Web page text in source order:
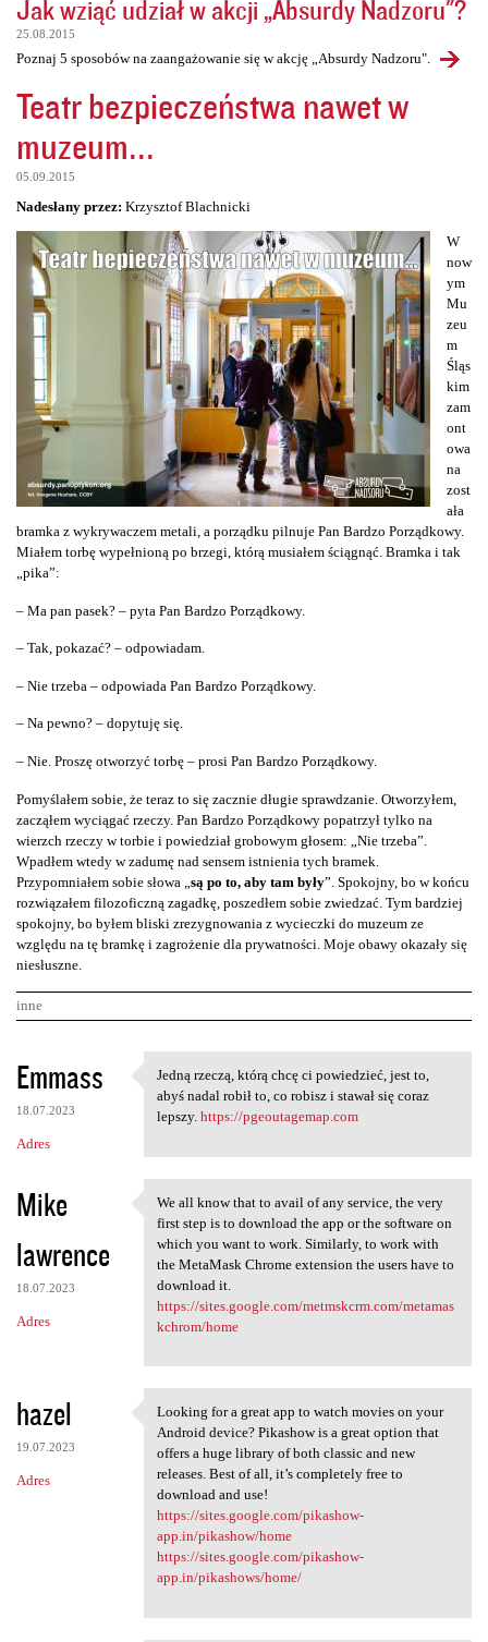
Jak wziąć udział w akcji „Absurdy Nadzoru"?
25.08.2015
Poznaj 5 sposobów na zaangażowanie się w akcję „Absurdy Nadzoru".
Teatr bezpieczeństwa nawet w
muzeum...
05.09.2015
Nadesłany przez: Krzysztof Blachnicki
W
now
ym
Mu
zeu
m
Śląs
kim
zam
ont
owa
na
zost
ała
bramka z wykrywaczem metali, a porządku pilnuje Pan Bardzo Porządkowy.
Miałem torbę wypełnioną po brzegi, którą musiałem ściągnąć. Bramka i tak
„pika”:
– Ma pan pasek? – pyta Pan Bardzo Porządkowy.
– Tak, pokazać? – odpowiadam.
– Nie trzeba – odpowiada Pan Bardzo Porządkowy.
– Na pewno? – dopytuję się.
– Nie. Proszę otworzyć torbę – prosi Pan Bardzo Porządkowy.
Pomyślałem sobie, że teraz to się zacznie długie sprawdzanie. Otworzyłem,
zacząłem wyciągać rzeczy. Pan Bardzo Porządkowy popatrzył tylko na
wierzch rzeczy w torbie i powiedział grobowym głosem: „Nie trzeba”.
Wpadłem wtedy w zadumę nad sensem istnienia tych bramek.
Przypomniałem sobie słowa „ są po to, aby tam były”. Spokojny, bo w końcu
rozwiązałem filozoficzną zagadkę, poszedłem sobie zwiedzać. Tym bardziej
spokojny, bo byłem bliski zrezygnowania z wycieczki do muzeum ze
względu na tę bramkę i zagrożenie dla prywatności. Moje obawy okazały się
niesłuszne.
inne
K
o
m
e
n
t
a
r
z
Emmass
18.07.2023
Adres
Jedną rzeczą, którą chcę ci
Jedną rzeczą, którą chcę ci powiedzieć, jest to,
abyś nadal robił to, co robisz i stawał się coraz
lepszy. https://pgeoutagemap.com
Mike
lawrence
18.07.2023
Adres
We all know that to avail of
We all know that to avail of any service, the very
first step is to download the app or the software on
which you want to work. Similarly, to work with
the MetaMask Chrome extension the users have to
download it.
https://sites.google.com/metmskcrm.com/metamas
kchrom/home
hazel
19.07.2023
Adres
Looking for a great app to
Looking for a great app to watch movies on your
Android device? Pikashow is a great option that
offers a huge library of both classic and new
releases. Best of all, it’s completely free to
download and use!
https://sites.google.com/pikashow-
app.in/pikashow/home
https://sites.google.com/pikashow-
app.in/pikashows/home/